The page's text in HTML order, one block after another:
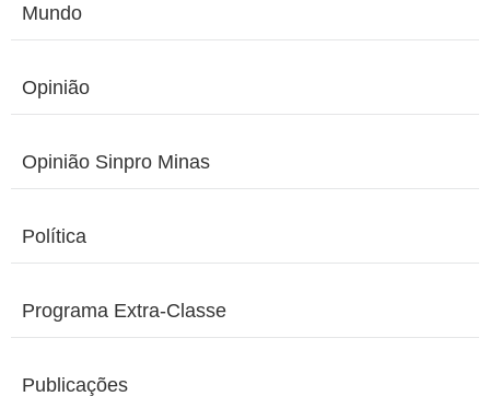
Mundo
Opinião
Opinião Sinpro Minas
Política
Programa Extra-Classe
Publicações